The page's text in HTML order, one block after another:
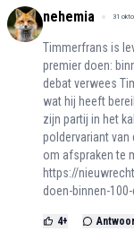
nehemia 31
Timmerfrans is
premier doen:
debat verwees
wat hij heeft
zijn partij in het
poldervariant van
om afspraken te
https://
doen-binnen-
4+